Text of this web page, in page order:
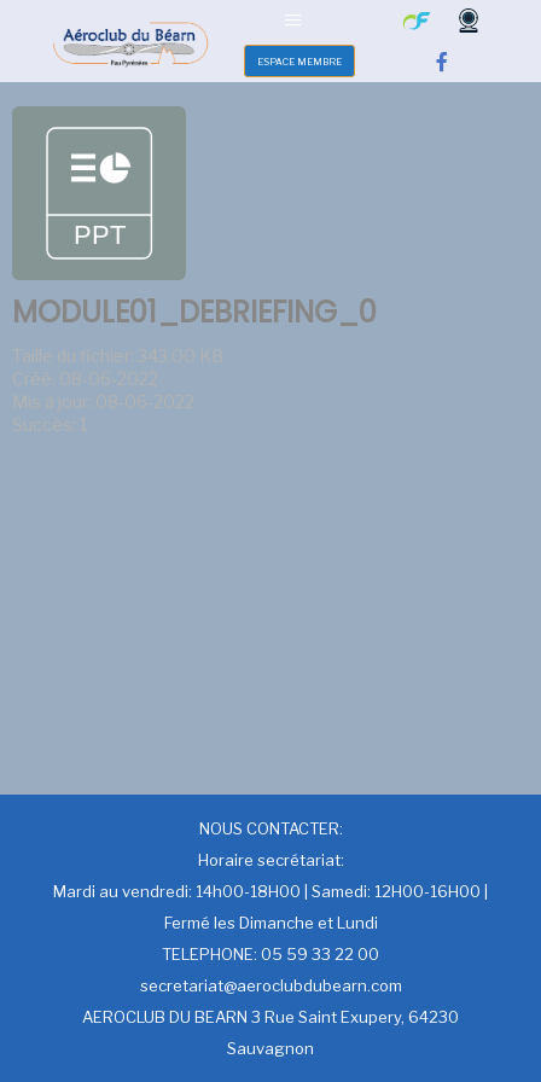
ESPACE MEMBRE
MODULE01_DEBRIEFING_0
Taille du fichier: 343.00 KB
Créé: 08-06-2022
Mis à jour: 08-06-2022
Succès: 1
NOUS CONTACTER:
Horaire secrétariat:
Mardi au vendredi: 14h00-18H00 | Samedi: 12H00-16H00 |
Fermé les Dimanche et Lundi
TELEPHONE: 05 59 33 22 00
secretariat@aeroclubdubearn.com
AEROCLUB DU BEARN 3 Rue Saint Exupery, 64230
Sauvagnon